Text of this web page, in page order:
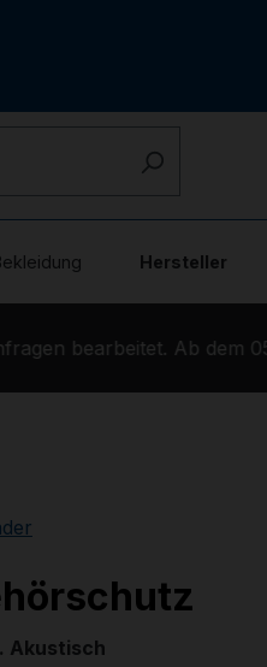
Hersteller
bearbeitet. Ab
Akustisch